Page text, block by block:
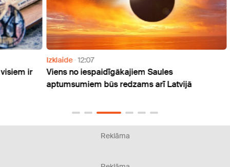
ir
Izklaide 12:07
Viens no iespaidīgākajiem Saules
aptumsumiem būs redzams arī Latvijā
Reklāma